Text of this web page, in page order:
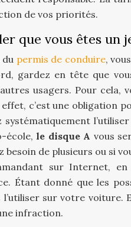
de vos priorités.
que vous êtes un
du permis de conduire,
gardez en tête que
usagers. Pour cela,
c’est une obligation
école, le disque A vous
besoin de plusieurs ou si
sur Internet,
Étant donné que les
sur votre voiture.
infraction.